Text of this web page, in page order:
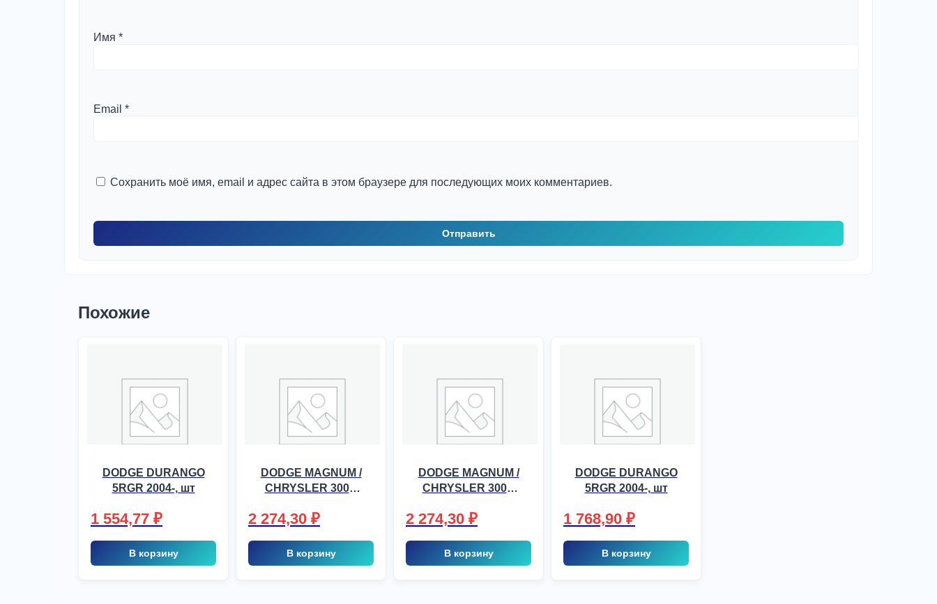
Имя *
Email *
Сохранить моё имя, email и адрес сайта в этом браузере для последующих моих комментариев.
Похожие
DODGE DURANGO
5RGR 2004-, шт
1 554,77 ₽
В корзину
DODGE MAGNUM /
CHRYSLER 300C
2 274,30 ₽
В корзину
DODGE MAGNUM /
CHRYSLER 300C
2 274,30 ₽
В корзину
DODGE DURANGO
5RGR 2004-, шт
1 768,90 ₽
В корзину